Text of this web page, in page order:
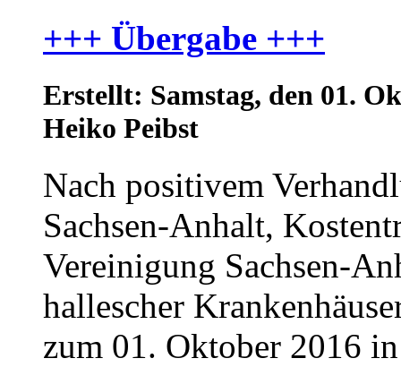
+++ Übergabe +++
Erstellt: Samstag, den 01.
Heiko Peibst
Nach positivem
Sachsen-Anhalt,
Vereinigung Sachsen-
hallescher
zum 01. Oktober 2016